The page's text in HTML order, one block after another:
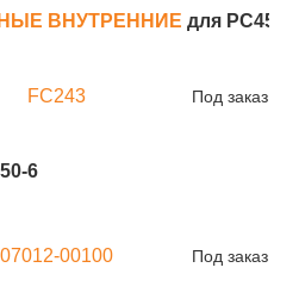
ВНУТРЕННИЕ для PC450-
FC243 Под заказ
6
07012-00100 Под заказ